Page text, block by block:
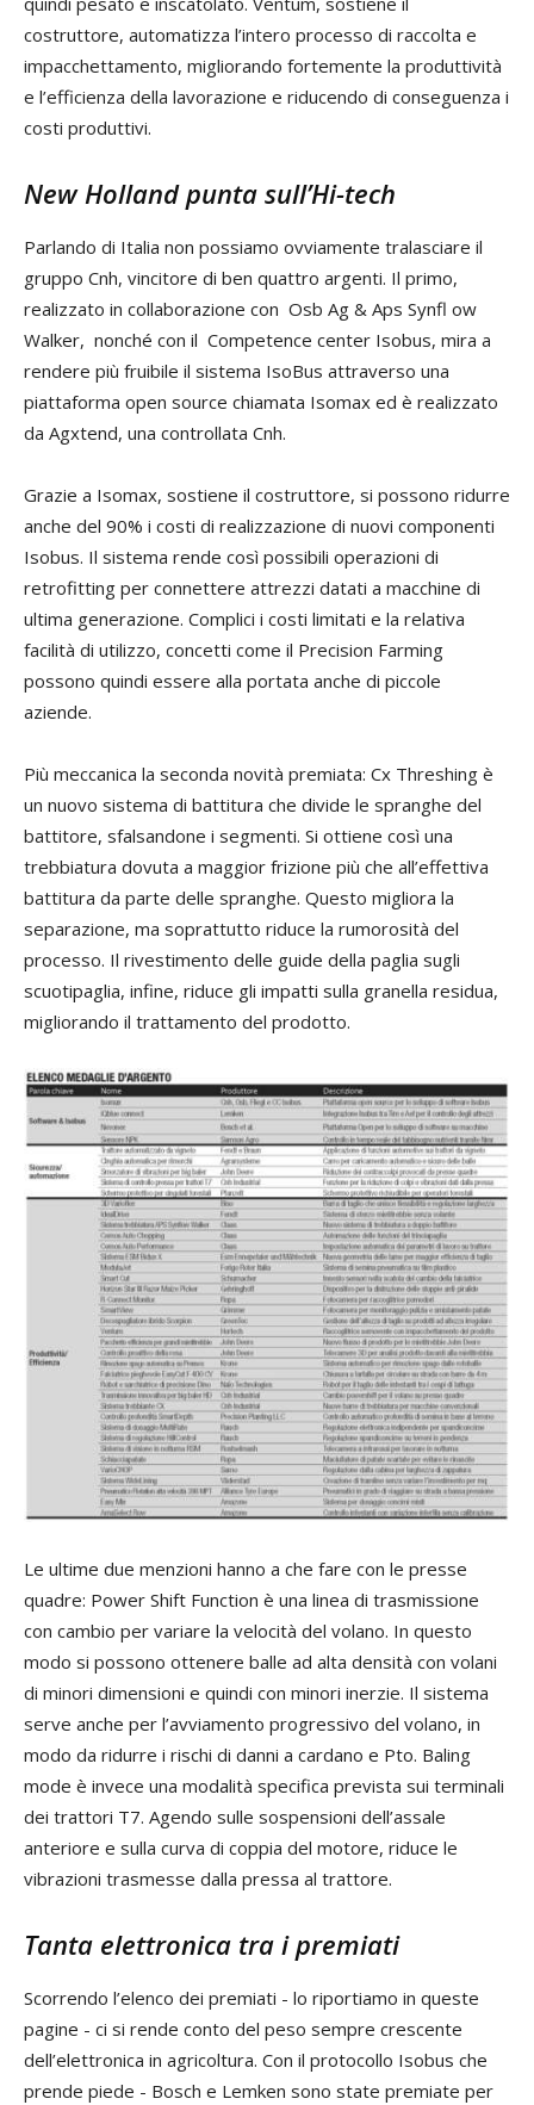
costruttore, automatizza l’intero processo di raccolta e
impacchettamento, migliorando fortemente la produttività
e l’efficienza della lavorazione e riducendo di conseguenza i
costi produttivi.
New Holland punta sull’Hi-tech
Parlando di Italia non possiamo ovviamente tralasciare il
gruppo Cnh, vincitore di ben quattro argenti. Il primo,
realizzato in collaborazione con Osb Ag & Aps Synfl ow
Walker, nonché con il Competence center Isobus, mira a
rendere più fruibile il sistema IsoBus attraverso una
piattaforma open source chiamata Isomax ed è realizzato
da Agxtend, una controllata Cnh.
Grazie a Isomax, sostiene il costruttore, si possono ridurre
anche del 90% i costi di realizzazione di nuovi componenti
Isobus. Il sistema rende così possibili operazioni di
retrofitting per connettere attrezzi datati a macchine di
ultima generazione. Complici i costi limitati e la relativa
facilità di utilizzo, concetti come il Precision Farming
possono quindi essere alla portata anche di piccole
aziende.
Più meccanica la seconda novità premiata: Cx Threshing è
un nuovo sistema di battitura che divide le spranghe del
battitore, sfalsandone i segmenti. Si ottiene così una
trebbiatura dovuta a maggior frizione più che all’effettiva
battitura da parte delle spranghe. Questo migliora la
separazione, ma soprattutto riduce la rumorosità del
processo. Il rivestimento delle guide della paglia sugli
scuotipaglia, infine, riduce gli impatti sulla granella residua,
migliorando il trattamento del prodotto.
Le ultime due menzioni hanno a che fare con le presse
quadre: Power Shift Function è una linea di trasmissione
con cambio per variare la velocità del volano. In questo
modo si possono ottenere balle ad alta densità con volani
di minori dimensioni e quindi con minori inerzie. Il sistema
serve anche per l’avviamento progressivo del volano, in
modo da ridurre i rischi di danni a cardano e Pto. Baling
mode è invece una modalità specifica prevista sui terminali
dei trattori T7. Agendo sulle sospensioni dell’assale
anteriore e sulla curva di coppia del motore, riduce le
vibrazioni trasmesse dalla pressa al trattore.
Tanta elettronica tra i premiati
Scorrendo l’elenco dei premiati - lo riportiamo in queste
pagine - ci si rende conto del peso sempre crescente
dell’elettronica in agricoltura. Con il protocollo Isobus che
prende piede - Bosch e Lemken sono state premiate per